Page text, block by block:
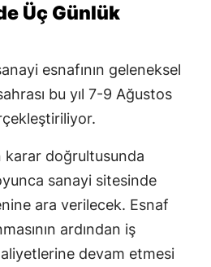
Üç Günlük
esnafının geleneksel
bu yıl 7-9 Ağustos
karar doğrultusunda
sanayi sitesinde
ara verilecek. Esnaf
ardından iş
devam etmesi